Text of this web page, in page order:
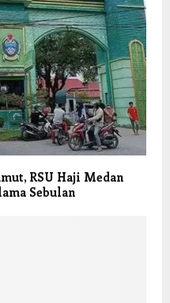
RSU Haji Medan
Sebulan